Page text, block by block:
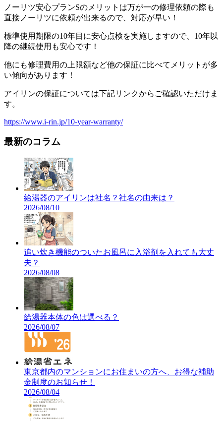
ノーリツ安心プランSのメリットは万が一の修理依頼の際も
直接ノーリツに依頼が出来るので、対応が早い！
標準使用期限の10年目に安心点検を実施しますので、10年以
降の継続使用も安心です！
他にも修理費用の上限額など他の保証に比べてメリットが多
い傾向があります！
アイリンの保証については下記リンクからご確認いただけま
す。
https://www.i-rin.jp/10-year-warranty/
最新のコラム
給湯器のアイリンは社名？社名の由来は？
2026/08/10
追い炊き機能のついたお風呂に入浴剤を入れても大丈
夫？
2026/08/08
給湯器本体の色は選べる？
2026/08/07
東京都内のマンションにお住まいの方へ、お得な補助
金制度のお知らせ！
2026/08/04